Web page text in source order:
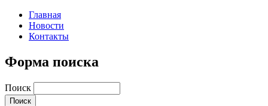
Главная
Новости
Контакты
Форма поиска
Поиск